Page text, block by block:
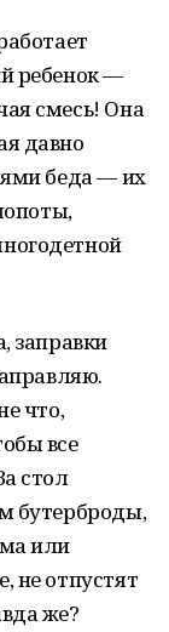
ребенок —
смесь! Она
давно
беда — их
заправки
что,
все
стол
бутерброды,
или
не отпустят
же?